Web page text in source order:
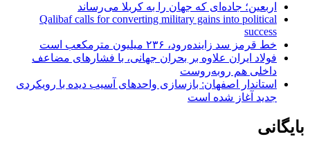
اربعین؛ جاده‌ای که جهان را به کربلا می‌رساند
Qalibaf calls for converting military gains into political
success
خط قرمز سد زاینده‌رود، ۲۳۶ میلیون مترمکعب است
فولاد ایران علاوه بر بحران جهانی، با فشارهای مضاعف
داخلی هم روبه‌روست
استاندار اصفهان: بازسازی واحدهای آسیب دیده با رویکردی
جدید آغاز شده است
بایگانی